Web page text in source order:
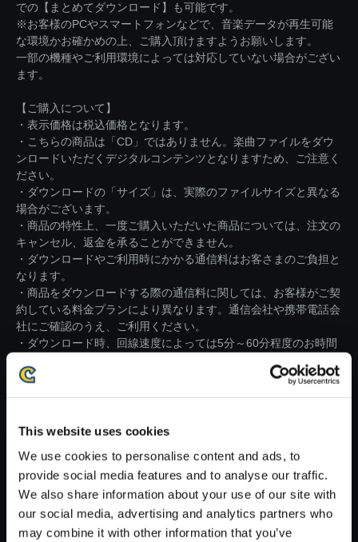
This website uses cookies
We use cookies to personalise content and ads, to
provide social media features and to analyse our traffic.
We also share information about your use of our site with
our social media, advertising and analytics partners who
may combine it with other information that you’ve
での【まとめてダウンロード】も可能です。
※お客様のPCやスマートフォンなどで、音楽データが再生可能
な環境かお確かめの上、ご購入頂けますようお願いします。
一部の機種やご利用環境によっては対応していない場合がござい
ます。
【ご購入について】
・表示価格は税込価格となります。
・こちらの商品は「CD」ではありません。楽曲ファイルをダウ
ンロードいただくデジタルコンテンツとなりますため、ご注意く
ださい。
・ダウンロードの「サイズ」は、実際のファイルサイズと異なる
場合がございます。
・商品の特性上、一度ご購入いただいた商品については、注文の
キャンセル、返金を承ることができません。
・ダウンロードやご利用時にかかる通信料はお客さまのご負担と
なります。
・商品をダウンロードする際の通信料に関しては、お客様がご契
約している料金プランにより異なります。通信会社や携帯電話会
社にご確認のうえ、ご利用ください。
・ダウンロード時、回線速度によっては5分～60分程度のお時間
※ご購入いただいたファイルのダウンロードの際には、通信環境
【単曲】バイオハザードサウン
ドクロニクルIII Survive